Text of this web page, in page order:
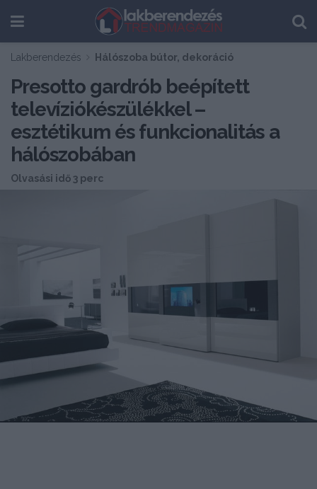
Lakberendezés Hálószoba bútor, dekoráció
Presotto gardrób beépített
televíziókészülékkel –
esztétikum és funkcionalitás a
hálószobában
Olvasási idő 3 perc